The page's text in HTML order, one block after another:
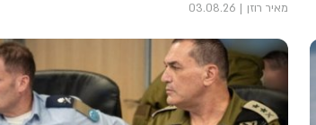
מאיר רוזן 03.08.26